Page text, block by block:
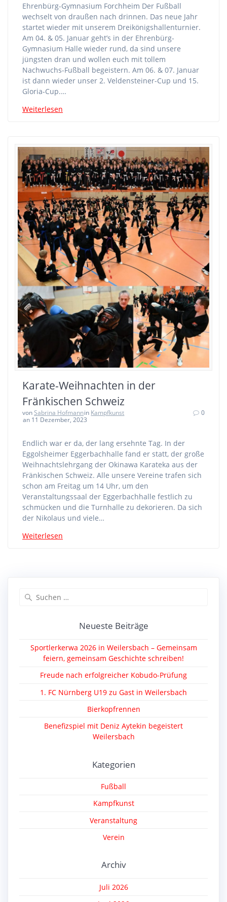
Ehrenbürg-Gymnasium Forchheim Der Fußball
wechselt von draußen nach drinnen. Das neue Jahr
startet wieder mit unserem Dreikönigshallenturnier.
Am 04. & 05. Januar geht’s in der Ehrenbürg-
Gymnasium Halle wieder rund, da sind unsere
jüngsten dran und wollen euch mit tollem
Nachwuchs-Fußball begeistern. Am 06. & 07. Januar
ist dann wieder unser 2. Veldensteiner-Cup und 15.
Gloria-Cup.…
Weiterlesen
Karate-Weihnachten in der
Fränkischen Schweiz
vonSabrina Hofmannin Kampfkunst
an 11 Dezember, 2023
0
Endlich war er da, der lang ersehnte Tag. In der
Eggolsheimer Eggerbachhalle fand er statt, der große
Weihnachtslehrgang der Okinawa Karateka aus der
Fränkischen Schweiz. Alle unsere Vereine trafen sich
schon am Freitag um 14 Uhr, um den
Veranstaltungssaal der Eggerbachhalle festlich zu
schmücken und die Turnhalle zu dekorieren. Da sich
der Nikolaus und viele…
Weiterlesen
Neueste Beiträge
Sportlerkerwa 2026 in Weilersbach – Gemeinsam
feiern, gemeinsam Geschichte schreiben!
Freude nach erfolgreicher Kobudo-Prüfung
1. FC Nürnberg U19 zu Gast in Weilersbach
Bierkopfrennen
Benefizspiel mit Deniz Aytekin begeistert
Weilersbach
Kategorien
Fußball
Kampfkunst
Veranstaltung
Verein
Archiv
Juli 2026